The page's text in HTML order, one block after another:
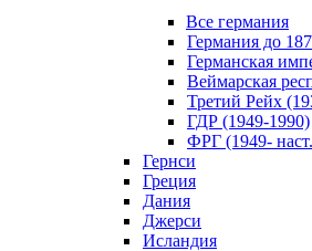
Все германия
Германия до
Германская
Веймарская
Третий Рейх
ГДР (1949-1990)
ФРГ (1949-
Гернси
Греция
Дания
Джерси
Исландия